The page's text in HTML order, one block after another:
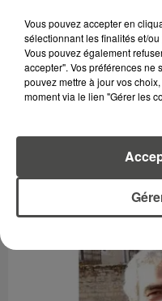
24 décembre 2020
COUP DE
LICENCIÉ DU PSG !
C'est une énorme
Vous pouvez accepter en
sélectionnant les finalités et/
Vous pouvez également
accepter". Vos préférences ne
pouvez mettre à jour vos
moment via le lien "Gérer les